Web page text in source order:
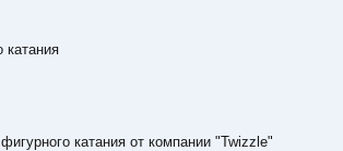
катания
катания от компании "Twizzle"